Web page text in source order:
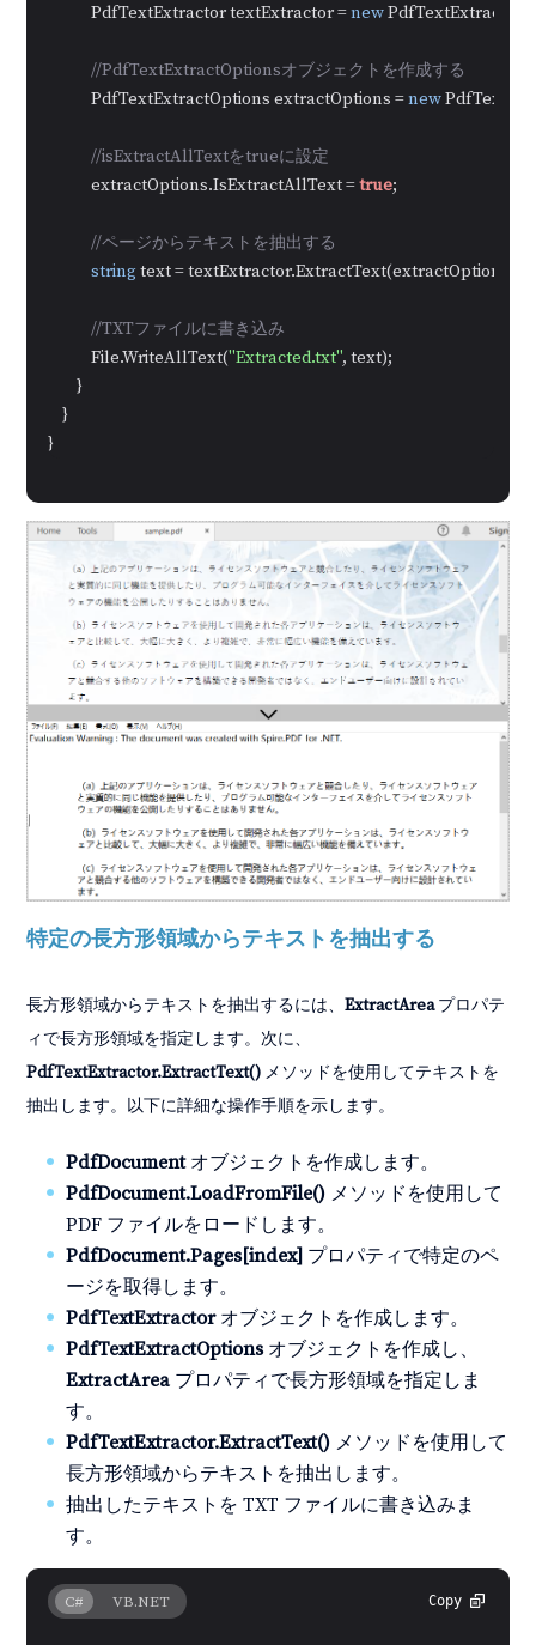
            PdfTextExtractor textExtractor =
new
//PdfTextExtractOptionsオブジェクトを作成する
            PdfTextExtractOptions extractOptions =
new
//isExtractAllTextをtrueに設定
            extractOptions.IsExtractAllText =
true;
//ページからテキストを抽出する
string text = textExtractor.ExtractText(extractOptions);
//TXTファイルに書き込み
            File.WriteAllText(
"Extracted.txt", text);
        }
    }
}
特定の長方形領域からテキストを抽出する
長方形領域からテキストを抽出するには、ExtractAreaプロパテ
ィで長方形領域を指定します。次に、
PdfTextExtractor.ExtractText() メソッドを使用してテキストを
抽出します。以下に詳細な操作手順を示します。
PdfDocumentオブジェクトを作成します。
PdfDocument.LoadFromFile() メソッドを使用して
PDF ファイルをロードします。
PdfDocument.Pages[index] プロパティで特定のペ
ージを取得します。
PdfTextExtractorオブジェクトを作成します。
PdfTextExtractOptionsオブジェクトを作成し、
ExtractArea プロパティで長方形領域を指定しま
す。
PdfTextExtractor.ExtractText() メソッドを使用して
長方形領域からテキストを抽出します。
抽出したテキストを TXT ファイルに書き込みま
す。
C# VB.NET Copy